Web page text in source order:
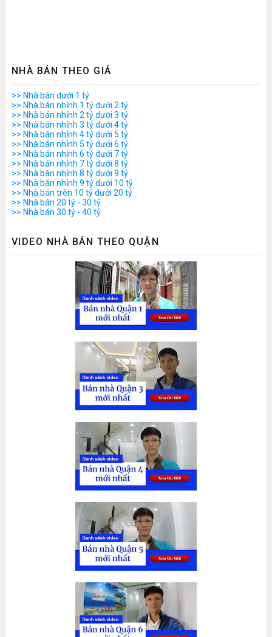
NHÀ BÁN THEO GIÁ
>> Nhà bán dưới 1 tỷ
>> Nhà bán nhỉnh 1 tỷ dưới 2 tỷ
>> Nhà bán nhỉnh 2 tỷ dưới 3 tỷ
>> Nhà bán nhỉnh 3 tỷ dưới 4 tỷ
>> Nhà bán nhỉnh 4 tỷ dưới 5 tỷ
>> Nhà bán nhỉnh 5 tỷ dưới 6 tỷ
>> Nhà bán nhỉnh 6 tỷ dưới 7 tỷ
>> Nhà bán nhỉnh 7 tỷ dưới 8 tỷ
>> Nhà bán nhỉnh 8 tỷ dưới 9 tỷ
>> Nhà bán nhỉnh 9 tỷ dưới 10 tỷ
>> Nhà bán trên 10 tỷ dưới 20 tỷ
>> Nhà bán 20 tỷ - 30 tỷ
>> Nhà bán 30 tỷ - 40 tỷ
VIDEO NHÀ BÁN THEO QUẬN